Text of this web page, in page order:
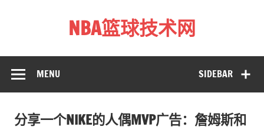
NBA篮球技术网
SIDEBAR
MENU
分享一个NIKE的人偶MVP广告：詹姆斯和